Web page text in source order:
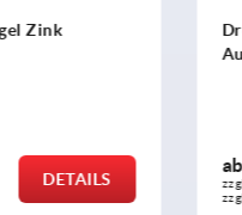
kleine
DETAILS